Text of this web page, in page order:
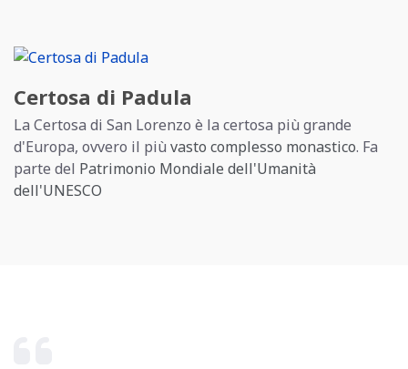
Certosa di Padula
La Certosa di San Lorenzo è la certosa più grande
d'Europa, ovvero il più vasto complesso monastico. Fa
parte del Patrimonio Mondiale dell'Umanità
dell'UNESCO